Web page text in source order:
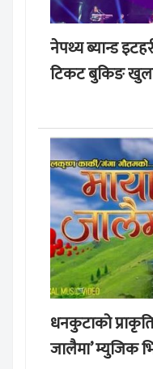
नेपथ्य ब्यान्ड
टिकट बुकिङ खुला,
धनकुटाको
जालैमा’ म्युजिक